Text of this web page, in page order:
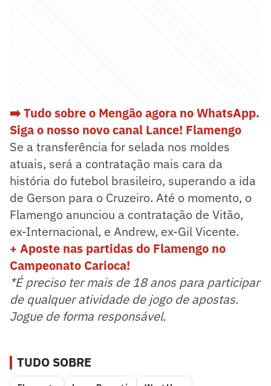
➡️ Tudo sobre o Mengão agora no WhatsApp.
Siga o nosso novo canal Lance! Flamengo
Se a transferência for selada nos moldes
atuais, será a contratação mais cara da
história do futebol brasileiro, superando a ida
de Gerson para o Cruzeiro. Até o momento, o
Flamengo anunciou a contratação de Vitão,
ex-Internacional, e Andrew, ex-Gil Vicente.
+ Aposte nas partidas do Flamengo no
Campeonato Carioca!
*É preciso ter mais de 18 anos para participar
de qualquer atividade de jogo de apostas.
Jogue de forma responsável.
TUDO SOBRE